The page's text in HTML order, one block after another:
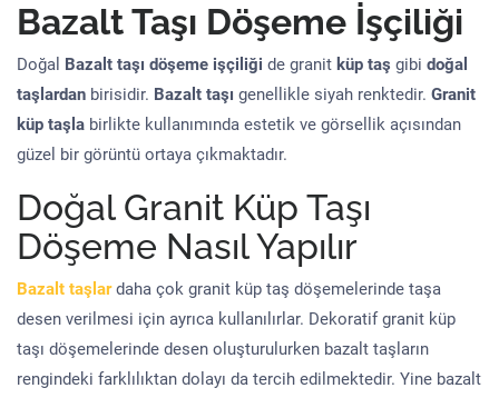
Bazalt Taşı Döşeme İşçiliği
Doğal Bazalt taşı döşeme işçiliği de granit küp taş gibi doğal
taşlardan birisidir. Bazalt taşı genellikle siyah renktedir. Granit
küp taşla birlikte kullanımında estetik ve görsellik açısından
güzel bir görüntü ortaya çıkmaktadır.
Doğal Granit Küp Taşı
Döşeme Nasıl Yapılır
Bazalt taşlardaha çok granit küp taş döşemelerinde taşa
desen verilmesi için ayrıca kullanılırlar. Dekoratif granit küp
taşı döşemelerinde desen oluşturulurken bazalt taşların
rengindeki farklılıktan dolayı da tercih edilmektedir. Yine bazalt